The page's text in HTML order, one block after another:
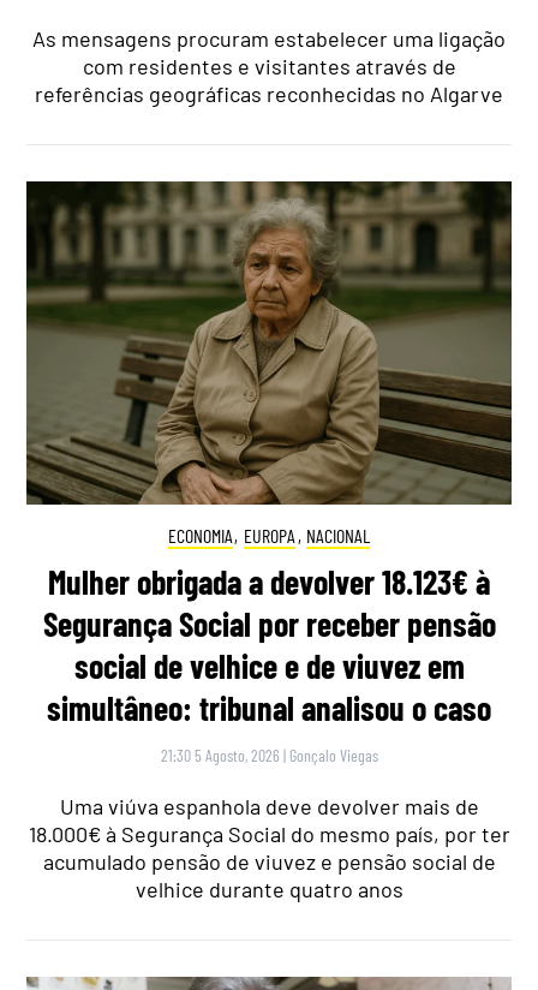
As mensagens procuram estabelecer uma ligação
com residentes e visitantes através de
referências geográficas reconhecidas no Algarve
ECONOMIA, EUROPA , NACIONAL
Mulher obrigada a devolver 18.123€ à
Segurança Social por receber pensão
social de velhice e de viuvez em
simultâneo: tribunal analisou o caso
21:30 5 Agosto, 2026 | Gonçalo Viegas
Uma viúva espanhola deve devolver mais de
18.000€ à Segurança Social do mesmo país, por ter
acumulado pensão de viuvez e pensão social de
velhice durante quatro anos